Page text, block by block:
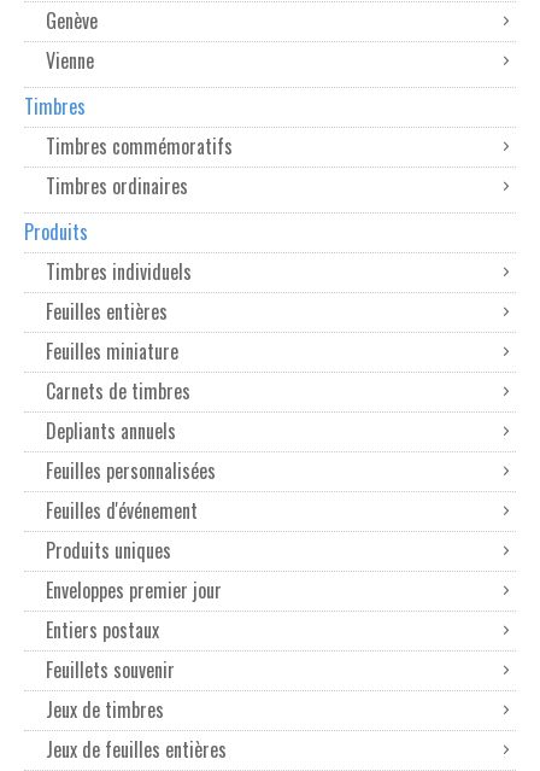
Genève
Vienne
Timbres
Timbres commémoratifs
Timbres ordinaires
Produits
Timbres individuels
Feuilles entières
Feuilles miniature
Carnets de timbres
Depliants annuels
Feuilles personnalisées
Feuilles d'événement
Produits uniques
Enveloppes premier jour
Entiers postaux
Feuillets souvenir
Jeux de timbres
Jeux de feuilles entières